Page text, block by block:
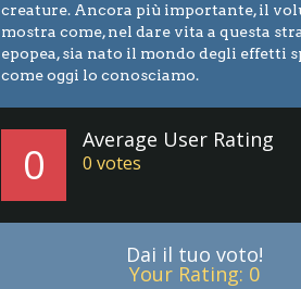
creature. Ancora più importante, il
mostra come, nel dare vita a questa
epopea, sia nato il mondo degli effetti
come oggi lo conosciamo.
0 Average User Rating
0 votes
Dai il tuo voto!
Your Rating: 0